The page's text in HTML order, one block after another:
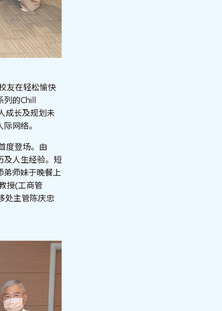
友在轻松愉快
列的Chill
成长及规划未
网络。
度登场。由
及人生经验。短
师妹于晚餐上
授(工商管
处主管陈庆忠